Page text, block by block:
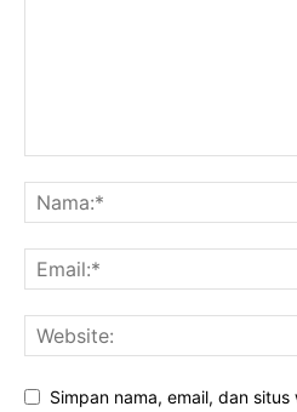
Simpan nama, email, dan